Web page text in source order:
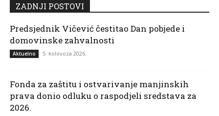
ZADNJI POSTOVI
Predsjednik Vičević čestitao Dan pobjede i
domovinske zahvalnosti
Aktuelno 5. kolovoza 2026.
Fonda za zaštitu i ostvarivanje manjinskih
prava donio odluku o raspodjeli sredstava za
2026.